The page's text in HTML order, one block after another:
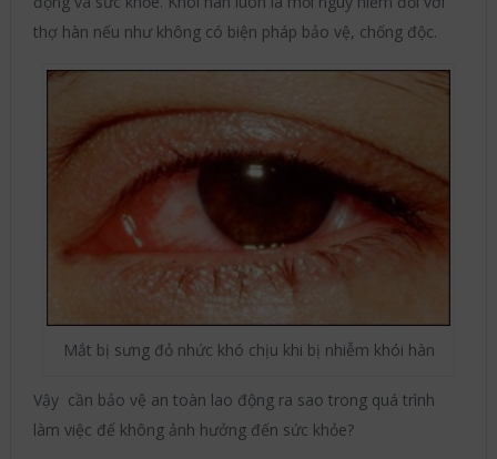
thợ hàn nếu như không có biện pháp bảo vệ, chống độc.
Mắt bị sưng đỏ nhức khó chịu khi bị nhiễm khói hàn
Vậy cần bảo vệ an toàn lao động ra sao trong quá trình
làm việc để không ảnh hưởng đến sức khỏe?